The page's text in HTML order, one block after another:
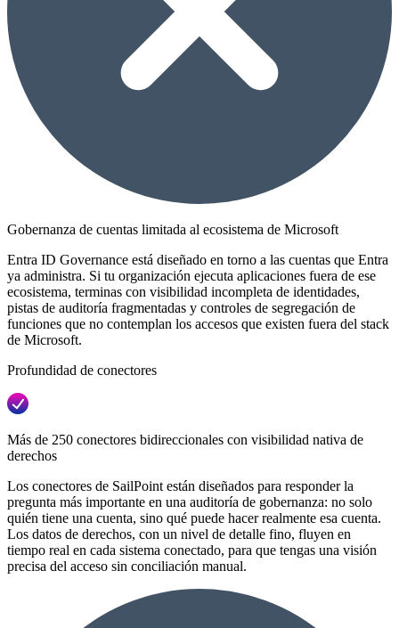
Gobernanza de cuentas limitada al ecosistema de Microsoft
Entra ID Governance está diseñado en torno a las cuentas que Entra
ya administra. Si tu organización ejecuta aplicaciones fuera de ese
ecosistema, terminas con visibilidad incompleta de identidades,
pistas de auditoría fragmentadas y controles de segregación de
funciones que no contemplan los accesos que existen fuera del stack
de Microsoft.
Profundidad de conectores
Más de 250 conectores bidireccionales con visibilidad nativa de
derechos
Los conectores de SailPoint están diseñados para responder la
pregunta más importante en una auditoría de gobernanza: no solo
quién tiene una cuenta, sino qué puede hacer realmente esa cuenta.
Los datos de derechos, con un nivel de detalle fino, fluyen en
tiempo real en cada sistema conectado, para que tengas una visión
precisa del acceso sin conciliación manual.